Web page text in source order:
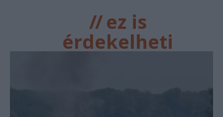
//ez is
érdekelheti